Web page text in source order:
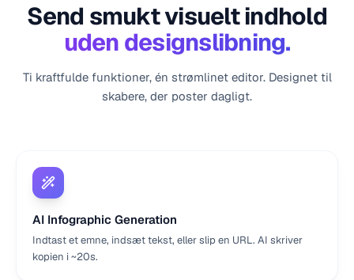
Send smukt visuelt indhold
uden designslibning.
Ti kraftfulde funktioner, én strømlinet editor. Designet til
skabere, der poster dagligt.
AI Infographic Generation
Indtast et emne, indsæt tekst, eller slip en URL. AI skriver
kopien i ~20s.